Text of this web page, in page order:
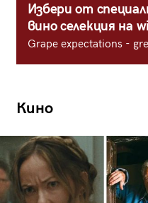
Избери от
вино селекция на
Grape expectations -
Кино